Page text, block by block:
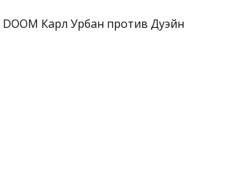
Карл Урбан против Дуэйн